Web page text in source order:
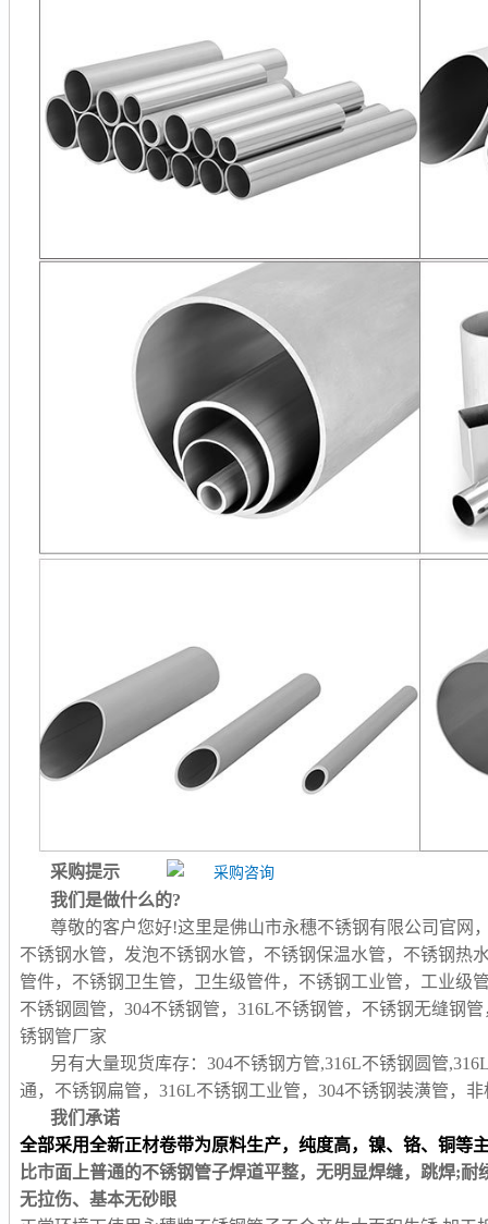
采购提示
我们是做什么的?
尊敬的客户您好!这里是佛山市永穗不锈钢有限公司官网
不锈钢水管，发泡不锈钢水管，不锈钢保温水管，不锈钢热
管件，不锈钢卫生管，卫生级管件，不锈钢工业管，工业级
不锈钢圆管，304不锈钢管，316L不锈钢管，不锈钢无缝钢
锈钢管厂家
另有大量现货库存：304不锈钢方管,316L不锈钢圆管
通，不锈钢扁管，316L不锈钢工业管，304不锈钢装潢管，
我们承诺
全部采用全新正材卷带为原料生产，纯度高，镍、铬、铜等
比市面上普通的不锈钢管子焊道平整，无明显焊缝，跳焊;耐
无拉伤、基本无砂眼